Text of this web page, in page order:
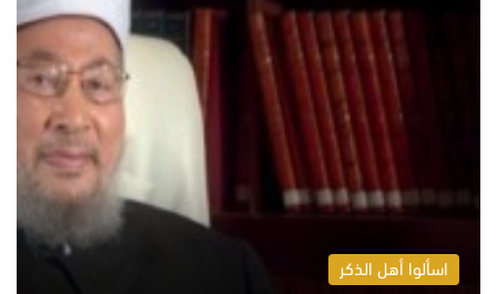
اسألوا أهل الذكر